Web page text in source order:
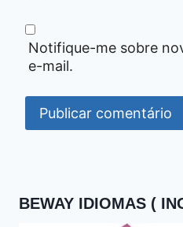
Notifique-me sobre
e-mail.
BEWAY IDIOMAS (